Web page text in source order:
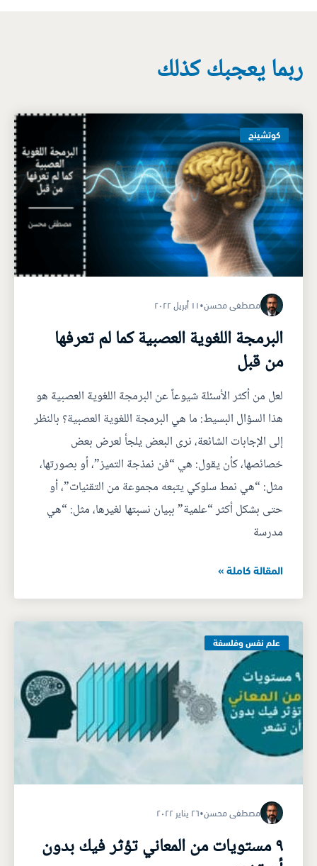
ربما يعجبك كذلك
كوتشينج
مصطفى محسن•١١ أبريل ٢٠٢٢
البرمجة اللغوية العصبية كما لم تعرفها
من قبل
لعل من أكثر الأسئلة شيوعاً عن البرمجة اللغوية العصبية هو
هذا السؤال البسيط: ما هي البرمجة اللغوية العصبية؟ بالنظر
إلى الإجابات الشائعة، نرى البعض يلجأ لعرض بعض
خصائصها، كأن يقول: هي “فن نمذجة التميز”، أو بصورتها،
مثل: “هي نمط سلوكي يتبعه مجموعة من التقنيات”، أو
حتى بشكل أكثر “علمية” ببيان نسبتها لغيرها، مثل: “هي
مدرسة
المقالة كاملة »
علم نفس وفلسفة
مصطفى محسن•٢٦ يناير ٢٠٢٢
٩ مستويات من المعاني تؤثر فيك بدون